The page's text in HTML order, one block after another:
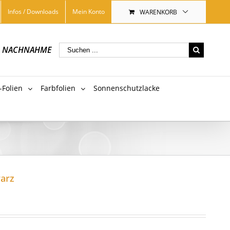
Infos / Downloads Mein Konto WARENKORB
NACHNAHME
Folien Farbfolien Sonnenschutzlacke